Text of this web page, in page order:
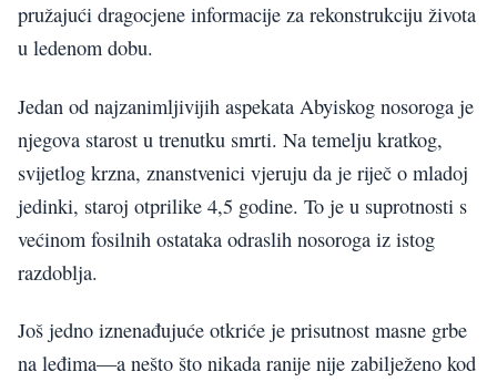
pružajući dragocjene informacije za rekonstrukciju života
u ledenom dobu.
Jedan od najzanimljivijih aspekata Abyiskog nosoroga je
njegova starost u trenutku smrti. Na temelju kratkog,
svijetlog krzna, znanstvenici vjeruju da je riječ o mladoj
jedinki, staroj otprilike 4,5 godine. To je u suprotnosti s
većinom fosilnih ostataka odraslih nosoroga iz istog
razdoblja.
Još jedno iznenađujuće otkriće je prisutnost masne grbe
na leđima—a nešto što nikada ranije nije zabilježeno kod